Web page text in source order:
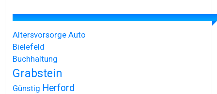
Altersvorsorge Auto
Bielefeld
Buchhaltung
Grabstein
Günstig Herford